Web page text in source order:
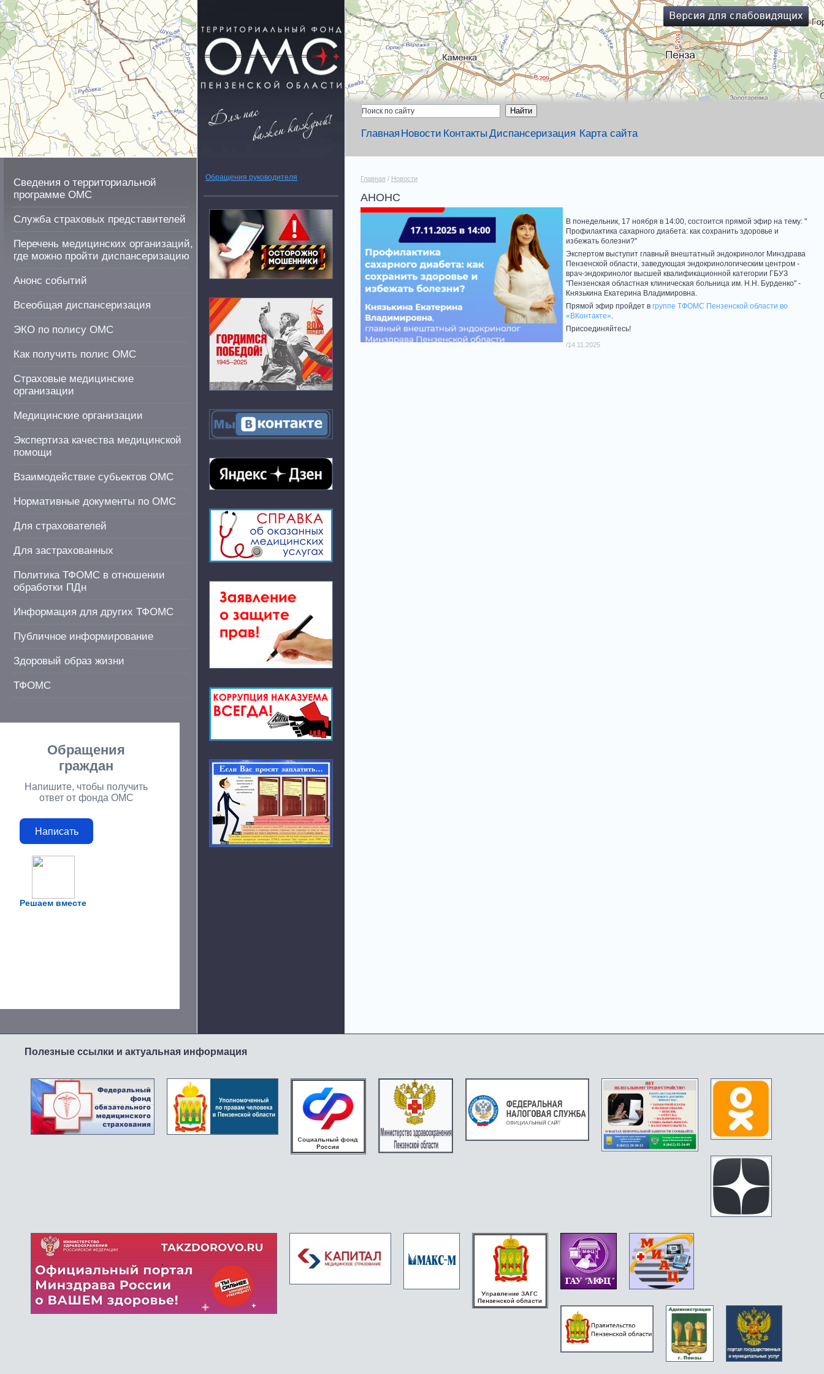
Главная Новости Контакты Диспансеризация Карта сайта
Сведения о территориальной
программе ОМС
Служба страховых представителей
Перечень медицинских организаций,
где можно пройти диспансеризацию
Анонс событий
Всеобщая диспансеризация
ЭКО по полису ОМС
Как получить полис ОМС
Страховые медицинские
организации
Медицинские организации
Экспертиза качества медицинской
помощи
Взаимодействие субьектов ОМС
Нормативные документы по ОМС
Для страхователей
Для застрахованных
Политика ТФОМС в отношении
обработки ПДн
Информация для других ТФОМС
Публичное информирование
Здоровый образ жизни
ТФОМС
Решаем вместе
Обращения
граждан
Напишите, чтобы получить
ответ от фонда ОМС
Написать
Обращения руководителя Главная / Новости
АНОНС
В понедельник, 17 ноября в 14:00, состоится прямой эфир на тему: "
Профилактика сахарного диабета: как сохранить здоровье и
избежать болезни?"
Экспертом выступит главный внештатный эндокринолог Минздрава
Пензенской области, заведующая эндокринологическим центром -
врач-эндокринолог высшей квалификационной категории ГБУЗ
"Пензенская областная клиническая больница им. Н.Н. Бурденко" -
Князькина Екатерина Владимировна.
Прямой эфир пройдет в группе ТФОМС Пензенской области во
«ВКонтакте».
Присоединяйтесь!
/14.11.2025
Полезные ссылки и актуальная информация